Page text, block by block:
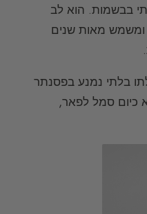
בבשמות. הוא לב
ומשמש מאות שנים
בלתי נמנע בפסנתר
כיום סמל לפאר,